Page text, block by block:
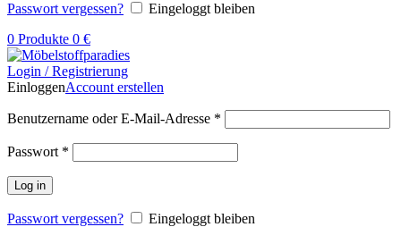
Passwort vergessen?
Eingeloggt bleiben
0 Produkte 0 €
Login / Registrierung
EinloggenAccount erstellen
Benutzername oder E-Mail-Adresse *
Passwort *
Log in
Passwort vergessen?
Eingeloggt bleiben